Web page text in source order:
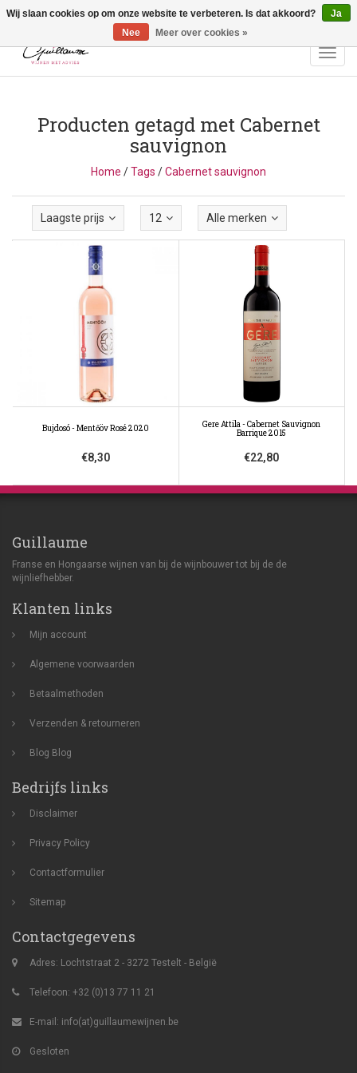
Vragen? Bel ons: +32 (0)13 - 77 11 21 - Winkel: Lochtstraat 2,
3272 Testelt -
info@guillaumewijnen.be
Producten getagd met Cabernet
sauvignon
Home /Tags /Cabernet sauvignon
Laagste prijs 12 Alle merken
Bujdosó - Mentőöv Rosé 2020
€8,30
Gere Attila - Cabernet Sauvignon
Barrique 2015
€22,80
Guillaume
Franse en Hongaarse wijnen van bij de wijnbouwer tot bij de de
wijnliefhebber.
Klanten links
Mijn account
Algemene voorwaarden
Betaalmethoden
Verzenden & retourneren
Blog Blog
Bedrijfs links
Disclaimer
Privacy Policy
Contactformulier
Sitemap
Contactgegevens
Adres: Lochtstraat 2 - 3272 Testelt - België
Telefoon: +32 (0)13 77 11 21
E-mail: info(at)guillaumewijnen.be
Gesloten
Wij slaan cookies op om onze website te verbeteren. Is dat akkoord?
Ja
Nee
Meer over cookies »